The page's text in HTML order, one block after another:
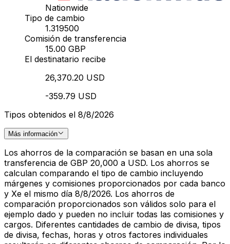
Nationwide
Tipo de cambio
1.319500
Comisión de transferencia
15.00 GBP
El destinatario recibe
26,370.20 USD
-359.79 USD
Tipos obtenidos el 8/8/2026
Más información
Los ahorros de la comparación se basan en una sola
transferencia de GBP 20,000 a USD. Los ahorros se
calculan comparando el tipo de cambio incluyendo
márgenes y comisiones proporcionados por cada banco
y Xe el mismo día 8/8/2026. Los ahorros de
comparación proporcionados son válidos solo para el
ejemplo dado y pueden no incluir todas las comisiones y
cargos. Diferentes cantidades de cambio de divisa, tipos
de divisa, fechas, horas y otros factores individuales